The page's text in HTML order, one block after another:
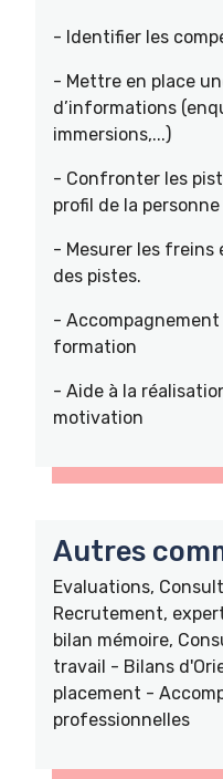
- Identifier les
- Mettre en place
d’informations
immersions,...)
- Confronter les
profil de la
- Mesurer les freins
des pistes.
-
formation
- Aide à la
motivation
Autres
Evaluations,
Recrutement,
bilan mémoire,
travail - Bilans
placement -
professionnelles